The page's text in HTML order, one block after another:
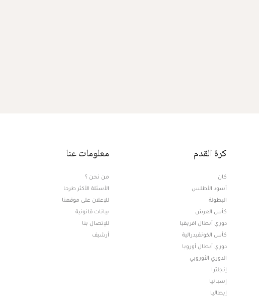
كرة القدم
كان
أسود الأطلس
البطولة
كأس العرش
دوري أبطال افريقيا
كأس الكونفيدرالية
دوري أبطال أوروبا
الدوري الأوروبي
إنجلترا
إسبانيا
إيطاليا
معلومات عنا
من نحن ؟
الأسئلة الأكثر طرحا
للإعلان على موقعنا
بيانات قانونية
للإتصال بنا
أرشيف